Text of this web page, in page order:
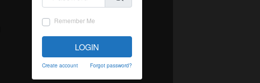
Remember Me
LOGIN
Create account Forgot password?